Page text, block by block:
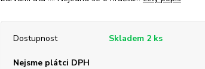
Dostupnost Skladem 2 ks
Nejsme plátci DPH